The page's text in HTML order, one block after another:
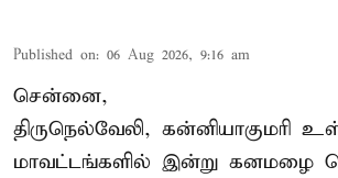
Published on: 06 Aug 2026, 9:16 am
சென்னை,
திருநெல்வேலி, கன்னியாகுமரி
மாவட்டங்களில் இன்று கனமழை